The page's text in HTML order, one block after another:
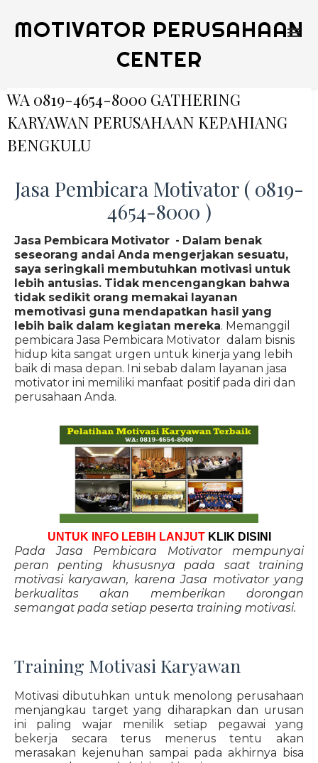
MOTIVATOR PERUSAHAAN
CENTER
WA 0819-4654-8000 GATHERING
KARYAWAN PERUSAHAAN KEPAHIANG
BENGKULU
Jasa Pembicara Motivator ( 0819-
4654-8000 )
Jasa Pembicara Motivator - Dalam benak
seseorang andai Anda mengerjakan sesuatu,
saya seringkali membutuhkan motivasi untuk
lebih antusias. Tidak mencengangkan bahwa
tidak sedikit orang memakai layanan
memotivasi guna mendapatkan hasil yang
lebih baik dalam kegiatan mereka. Memanggil
pembicara Jasa Pembicara Motivator dalam bisnis
hidup kita sangat urgen untuk kinerja yang lebih
baik di masa depan. Ini sebab dalam layanan jasa
motivator ini memiliki manfaat positif pada diri dan
perusahaan Anda.
UNTUK INFO LEBIH LANJUT KLIK DISINI
Pada Jasa Pembicara Motivator mempunyai
peran penting khususnya pada saat training
motivasi karyawan, karena Jasa motivator yang
berkualitas akan memberikan dorongan
semangat pada setiap peserta training motivasi.
Training Motivasi Karyawan
Motivasi dibutuhkan untuk menolong perusahaan
menjangkau target yang diharapkan dan urusan
ini paling wajar menilik setiap pegawai yang
bekerja secara terus menerus tentu akan
merasakan kejenuhan sampai pada akhirnya bisa